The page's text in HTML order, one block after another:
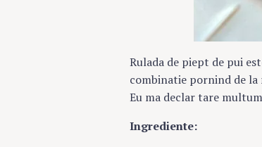
Rulada de piept de pui
combinatie pornind de la
Eu ma declar tare
Ingrediente: